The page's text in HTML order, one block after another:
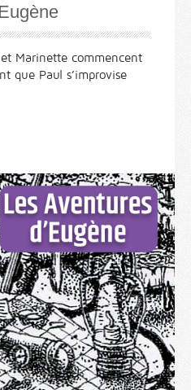
Marinette commencent
que Paul s’improvise